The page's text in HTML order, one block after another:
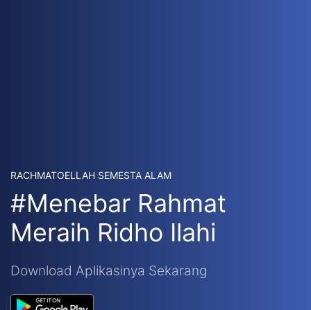
RACHMATOELLAH SEMESTA ALAM
#Menebar Rahmat
Meraih Ridho Ilahi
Download Aplikasinya Sekarang